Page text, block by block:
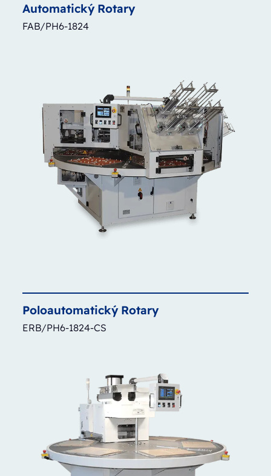
Automatický Rotary
FAB/PH6-1824
Poloautomatický Rotary
ERB/PH6-1824-CS